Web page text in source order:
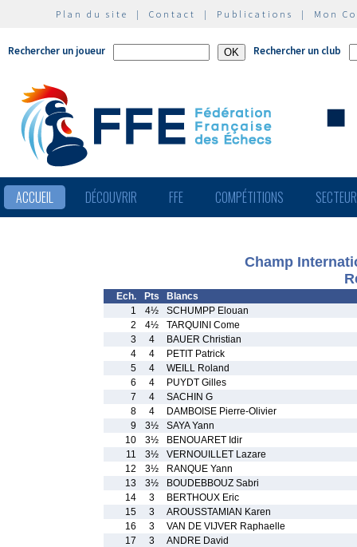
Plan du site | Contact | Publications | Mon
Rechercher un joueur Rechercher un club
ACCUEIL DÉCOUVRIR FFE COMPÉTITIONS
Champ
Ech. Pts
Blancs
1
4½
SCHUMPP Elouan
2
4½
TARQUINI Come
3
4
BAUER Christian
4
4
PETIT Patrick
5
4
WEILL Roland
6
4
PUYDT Gilles
7
4
SACHIN G
8
4
DAMBOISE Pierre-Olivier
9
3½
SAYA Yann
10
3½
BENOUARET Idir
11
3½
VERNOUILLET Lazare
12
3½
RANQUE Yann
13
3½
BOUDEBBOUZ Sabri
14
3
BERTHOUX Eric
15
3
AROUSSTAMIAN Karen
16
3
VAN DE VIJVER Raphaelle
17
3
ANDRE David